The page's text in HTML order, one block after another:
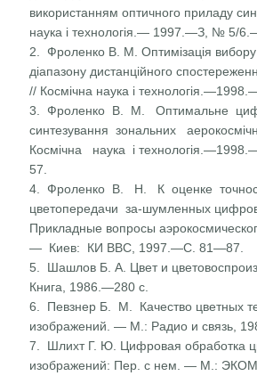
використанням оптич­ного приладу
наука і технологія.— 1997.—З, № 5/
2. Фроленко В. М. Оптимізація вибору
діапа­зону дистанційного
// Кос­мічна наука і
3. Фроленко В. М. Оптимальне
синтезування зо­нальних
Космічна наука і
57.
4. Фроленко В. Н. К оценке
цветопередачи за-шумленных
Прикладные воп­росы
— Киев: КИ ВВС, 1997.—С. 81—87.
5. Шашлов Б. А. Цвет и
Книга, 1986.—280 с.
6. Певзнер Б. М. Качество цветных
изобра­жений. — М.: Радио и связь,
7. Шлихт Г. Ю. Цифровая обработка
изображений: Пер. с нем. — М.: